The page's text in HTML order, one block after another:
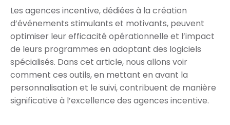
Les agences incentive, dédiées à la création
d’événements stimulants et motivants, peuvent
optimiser leur efficacité opérationnelle et l’impact
de leurs programmes en adoptant des logiciels
spécialisés. Dans cet article, nous allons voir
comment ces outils, en mettant en avant la
personnalisation et le suivi, contribuent de manière
significative à l’excellence des agences incentive.